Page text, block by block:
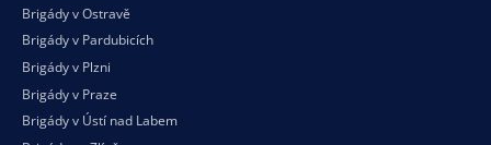
Brigády v Ostravě
Brigády v Pardubicích
Brigády v Plzni
Brigády v Praze
Brigády v Ústí nad Labem